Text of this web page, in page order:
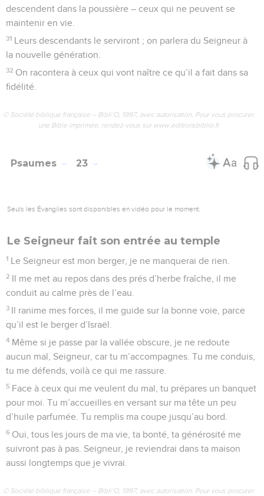
descendent dans la poussière – ceux qui ne peuvent se
maintenir en vie.
31 Leurs descendants le serviront ; on parlera du Seigneur à
la nouvelle génération.
32 On racontera à ceux qui vont naître ce qu’il a fait dans sa
fidélité.
© Société biblique française – Bibli’O, 1997, avec autorisation. Pour vous procurer
une Bible imprimée, rendez-vous sur www.editionsbiblio.fr
Psaumes 23
Seuls les Évangiles sont disponibles en vidéo pour le moment.
Le Seigneur fait son entrée au temple
1 Le Seigneur est mon berger, je ne manquerai de rien.
2 Il me met au repos dans des prés d’herbe fraîche, il me
conduit au calme près de l’eau.
3 Il ranime mes forces, il me guide sur la bonne voie, parce
qu’il est le berger d’Israël.
4 Même si je passe par la vallée obscure, je ne redoute
aucun mal, Seigneur, car tu m’accompagnes. Tu me conduis,
tu me défends, voilà ce qui me rassure.
5 Face à ceux qui me veulent du mal, tu prépares un banquet
pour moi. Tu m’accueilles en versant sur ma tête un peu
d’huile parfumée. Tu remplis ma coupe jusqu’au bord.
6 Oui, tous les jours de ma vie, ta bonté, ta générosité me
suivront pas à pas. Seigneur, je reviendrai dans ta maison
aussi longtemps que je vivrai.
© Société biblique française – Bibli’O, 1997, avec autorisation. Pour vous procurer